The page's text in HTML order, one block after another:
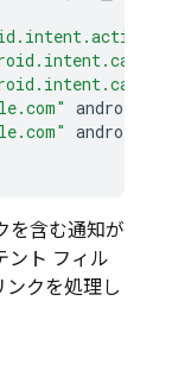
android
android
を含む通知が
ント フィル
ンクを処理し